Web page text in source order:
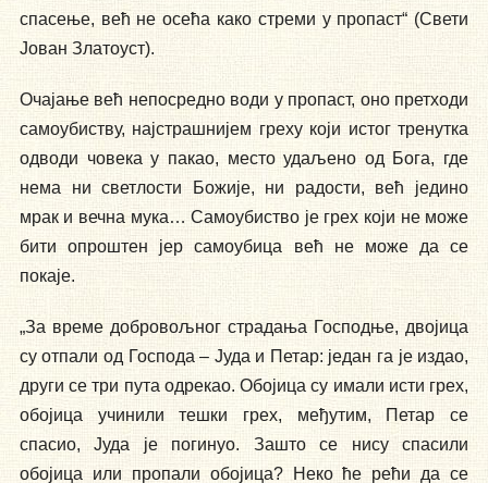
спасење, већ не осећа како стреми у пропаст“ (Свети
Јован Златоуст).
Очајање већ непосредно води у пропаст, оно претходи
самоубиству, најстрашнијем греху који истог тренутка
одводи човека у пакао, место удаљено од Бога, где
нема ни светлости Божије, ни радости, већ једино
мрак и вечна мука… Самоубиство је грех који не може
бити опроштен јер самоубица већ не може да се
покаје.
„За време добровољног страдања Господње, двојица
су отпали од Господа – Јуда и Петар: један га је издао,
други се три пута одрекао. Обојица су имали исти грех,
обојица учинили тешки грех, међутим, Петар се
спасио, Јуда је погинуо. Зашто се нису спасили
обојица или пропали обојица? Неко ће рећи да се